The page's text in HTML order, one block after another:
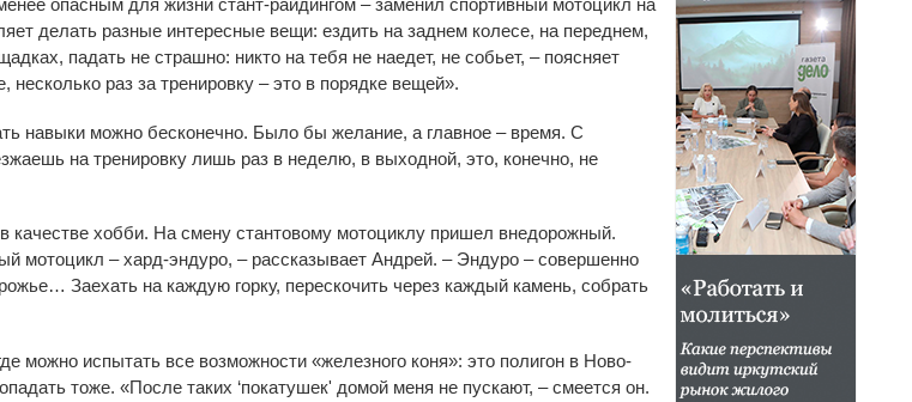
опасным для жизни стант-райдингом – заменил спортивный мотоцикл на
делать разные интересные вещи: ездить на заднем колесе, на переднем,
падать не страшно: никто на тебя не наедет, не собьет, – поясняет
раз за тренировку – это в порядке вещей».
навыки можно бесконечно. Было бы желание, а главное – время. С
на тренировку лишь раз в неделю, в выходной, это, конечно, не
качестве хобби. На смену стантовому мотоциклу пришел внедорожный.
мотоцикл – хард-эндуро, – рассказывает Андрей. – Эндуро – совершенно
Заехать на каждую горку, перескочить через каждый камень, собрать
можно испытать все возможности «железного коня»: это полигон в Ново-
тоже. «После таких ‘покатушек' домой меня не пускают, – смеется он.